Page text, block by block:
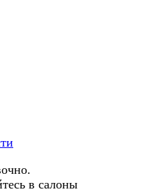
в салоны